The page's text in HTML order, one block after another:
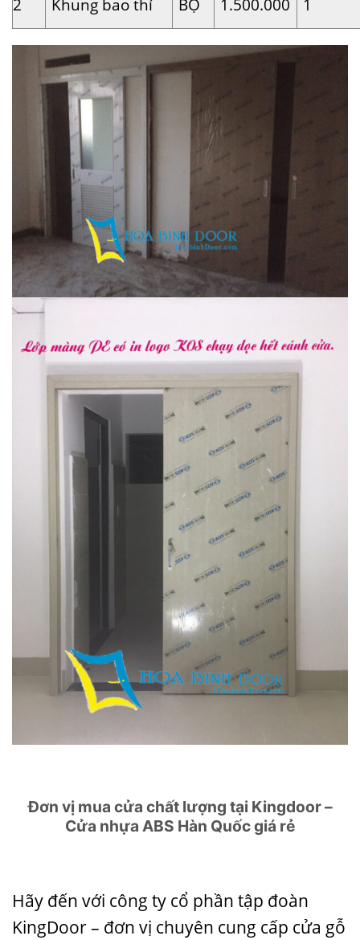
2 Khung bao thí BỘ 1.500.000 1
Đơn vị mua cửa chất lượng tại Kingdoor –
Cửa nhựa ABS Hàn Quốc giá rẻ
Hãy đến với công ty cổ phần tập đoàn
KingDoor – đơn vị chuyên cung cấp cửa gỗ